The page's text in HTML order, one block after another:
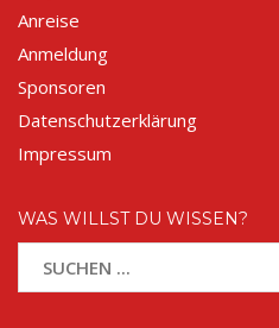
Anreise
Anmeldung
Sponsoren
Datenschutzerklärung
Impressum
WAS WILLST DU WISSEN?